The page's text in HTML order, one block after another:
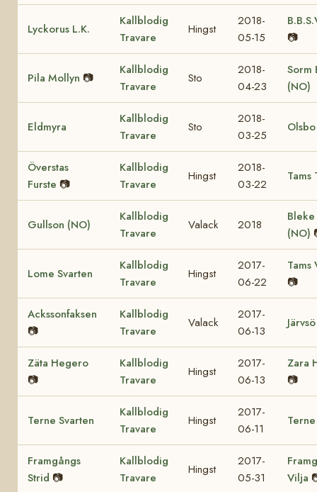
Lyckorus L.K.
Kallblodig
Travare
Hingst
2018-
05-15
📷
Pila Mollyn 📷
Kallblodig
Travare
Sto
2018-
04-23
Sorm
(NO)
Eldmyra
Kallblodig
Travare
Sto
2018-
03-25
Överstas
Furste 📷
Kallblodig
Travare
Hingst
2018-
03-22
Tams
Gullson (NO)
Kallblodig
Travare
Valack 2018
(NO)
Lome Svarten
Kallblodig
Travare
Hingst
2017-
06-22
Tams
📷
Ackssonfaksen
📷
Kallblodig
Travare
Valack
2017-
06-13
Zäta Hegero
📷
Kallblodig
Travare
Hingst
2017-
06-13
Zara
📷
Terne Svarten
Kallblodig
Travare
Hingst
2017-
06-11
Framgångs
Strid 📷
Kallblodig
Travare
Hingst
2017-
05-31
Vilja